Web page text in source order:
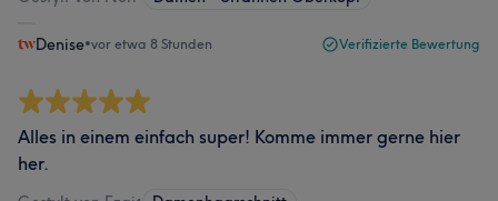
Denise•vor etwa 8 Stunden Verifizierte Bewertung
Alles in einem einfach super! Komme immer gerne hier
her.